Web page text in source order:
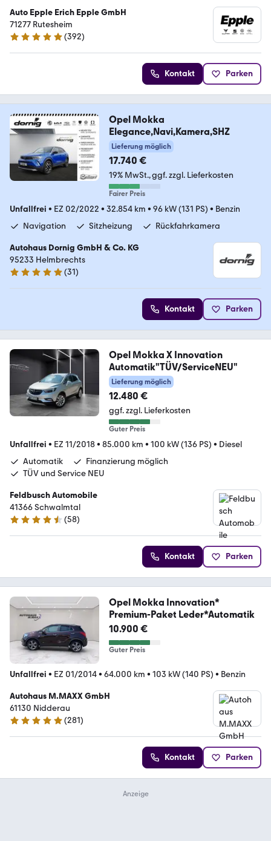
Auto Epple Erich Epple GmbH
71277 Rutesheim
4.9 Sterne
(392)
Kontakt Parken
Opel Mokka
Elegance,Navi,Kamera,SHZ
Lieferung möglich
17.740 €
19% MwSt. ggf. zzgl. Lieferkosten
Fairer Preis
Unfallfrei • EZ 02/2022 • 32.854 km • 96 kW (131 PS) • Benzin
Navigation
Sitzheizung Rückfahrkamera
Autohaus Dornig GmbH & Co. KG
95233 Helmbrechts
5 Sterne
(31)
Kontakt Parken
Opel Mokka X Innovation
Automatik"TÜV/ServiceNEU"
Lieferung möglich
12.480 €
ggf. zzgl. Lieferkosten
Guter Preis
Unfallfrei • EZ 11/2018• 85.000 km • 100 kW (136 PS) • Diesel
Automatik
Finanzierung möglich
TÜV und Service NEU
Feldbusch Automobile
41366 Schwalmtal
4.5 Sterne
(58)
Kontakt Parken
Opel Mokka Innovation*
Premium-Paket Leder*Automatik
10.900 €
Guter Preis
Unfallfrei • EZ 01/2014• 64.000 km • 103 kW (140 PS) • Benzin
Autohaus M.MAXX GmbH
61130 Nidderau
4.9 Sterne
(281)
Kontakt Parken